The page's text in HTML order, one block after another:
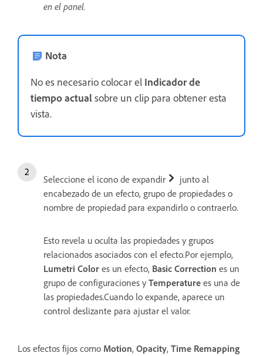
en el panel.
Nota
No es necesario colocar el Indicador de
tiempo actualsobre un clip para obtener esta
vista.
Seleccione el icono de expandir
junto al
encabezado de un efecto, grupo de propiedades o
nombre de propiedad para expandirlo o contraerlo.
Esto revela u oculta las propiedades y grupos
relacionados asociados con el efecto.Por ejemplo,
Lumetri Color es un efecto, Basic Correction es un
grupo de configuraciones y Temperature es una de
las propiedades.Cuando lo expande, aparece un
control deslizante para ajustar el valor.
Los efectos fijos como Motion, Opacity, Time Remapping